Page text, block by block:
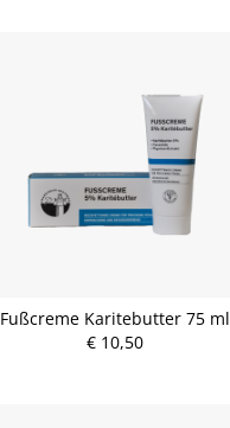
Fußcreme Karitebutter 75 ml
€ 10,50